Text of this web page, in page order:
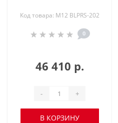
Код товара: M12 BLPRS-202
0
46 410 р.
- +
В КОРЗИНУ